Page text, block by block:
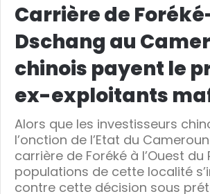
Carrière de
Dschang au
chinois payent le
ex-exploitants
Alors que les investisseurs
l’onction de l’Etat du
carrière de Foréké à l’Ouest du
populations de cette localité
contre cette décision sous